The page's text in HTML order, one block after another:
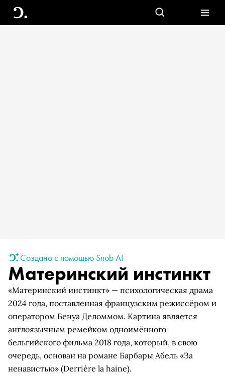
Создано с помощью Snob AI
Материнский инстинкт
«Материнский инстинкт» — психологическая драма
2024 года, поставленная французским режиссёром и
оператором Бенуа Деломмом. Картина является
англоязычным ремейком одноимённого
бельгийского фильма 2018 года, который, в свою
очередь, основан на романе Барбары Абель «За
ненавистью» (Derrière la haine).